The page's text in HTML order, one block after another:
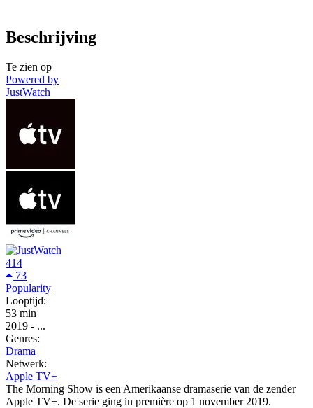
Beschrijving
Te zien op
Powered by
JustWatch
414
73
Popularity
Looptijd:
53 min
2019 - ...
Genres:
Drama
Netwerk:
Apple TV+
The Morning Show is een Amerikaanse dramaserie van de zender
Apple TV+. De serie ging in première op 1 november 2019.